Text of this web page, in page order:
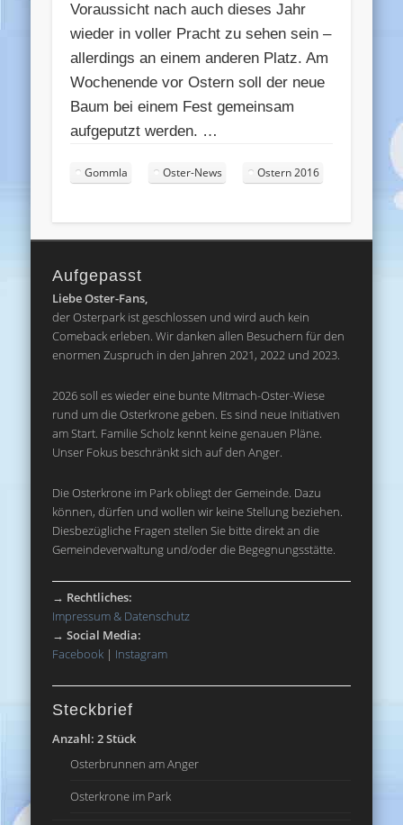
Voraussicht nach auch dieses Jahr
wieder in voller Pracht zu sehen sein –
allerdings an einem anderen Platz. Am
Wochenende vor Ostern soll der neue
Baum bei einem Fest gemeinsam
aufgeputzt werden. …
Gommla Oster-News Ostern 2016
Aufgepasst
Liebe Oster-Fans,
der Osterpark ist geschlossen und wird auch kein
Comeback erleben. Wir danken allen Besuchern für den
enormen Zuspruch in den Jahren 2021, 2022 und 2023.
2026 soll es wieder eine bunte Mitmach-Oster-Wiese
rund um die Osterkrone geben. Es sind neue Initiativen
am Start. Familie Scholz kennt keine genauen Pläne.
Unser Fokus beschränkt sich auf den Anger.
Die Osterkrone im Park obliegt der Gemeinde. Dazu
können, dürfen und wollen wir keine Stellung beziehen.
Diesbezügliche Fragen stellen Sie bitte direkt an die
Gemeindeverwaltung und/oder die Begegnungsstätte.
→ Rechtliches:
Impressum & Datenschutz
→Social Media:
Facebook | Instagram
Steckbrief
Anzahl: 2 Stück
Osterbrunnen am Anger
Osterkrone im Park